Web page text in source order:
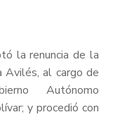
la renuncia de la
Avilés, al cargo de
Autónomo
y procedió con